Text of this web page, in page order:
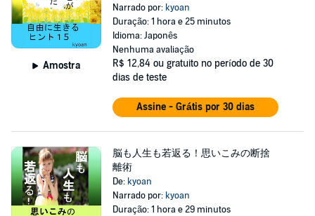
Amostra
Narrado por: kyoan
Duração: 1 hora e 25 minutos
Idioma: Japonês
Nenhuma avaliação
R$ 12,84 ou gratuito no período de 30
dias de teste
Assine - Grátis por 30 dias
脳も人生も若返る！思いこみの断捨
離術
De: kyoan
Narrado por: kyoan
Duração: 1 hora e 29 minutos